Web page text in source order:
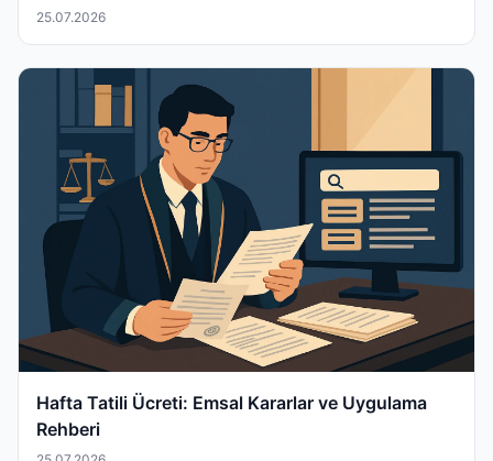
25.07.2026
Hafta Tatili Ücreti: Emsal Kararlar ve Uygulama
Rehberi